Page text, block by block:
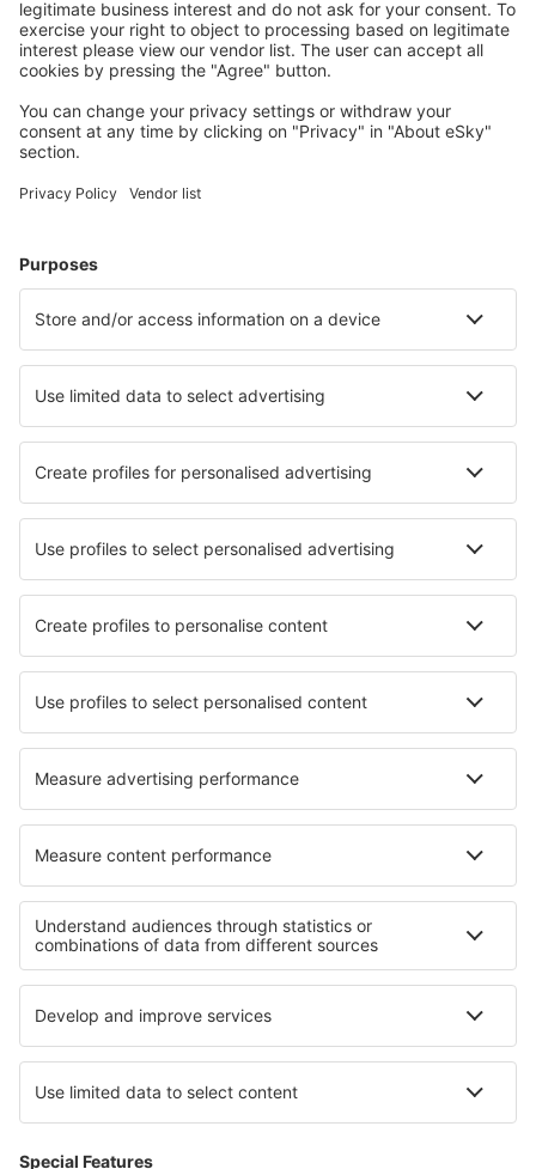
Alege din peste 1,3 mil. de opţiuni: hoteluri, cabane,
apartamente și altele.
Cele mai căutate cazări de către utilizatorii eSky
Cazare în Argentina - Orașe populare
Cazare în San Carlos de Bariloche
Cazare în Buenos Aires Cazare în Santa Rosa
Cazare în Concepcion del Uruguay
Cazare Villa Rumipal Cazare în Santa Teresita
Cele mai bune locuri de cazare - orașe
Cazare în Pingyao Cazare în Long Lake
Cazare Sauveterre-De-Bearn Cazare în Zwanenburg
Cazare în Tulinovka Cazare în Garches
Cazare în Liptovská Teplá Cazare în Insula Holiday
Cele mai bune locuri de cazare - regiuni
Cazare in Tierra del Fuego
Cazare la Parcul Național Los Glaciares
Cazare la Parcul Naţional Iguazú Cazare în Kleinwalsertal
Cazare in Playa Blanca Cazare in Lacul Garda
Cazare in Southern Transdanubia